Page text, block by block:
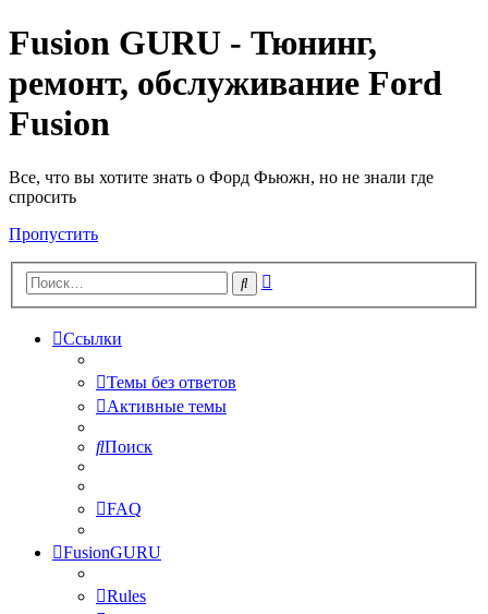
Fusion GURU - Тюнинг,
ремонт, обслуживание Ford
Fusion
Все, что вы хотите знать о Форд Фьюжн, но не знали где
спросить
Пропустить
Поиск
Ссылки
Темы без ответов
Активные темы
Поиск
FAQ
FusionGURU
Rules